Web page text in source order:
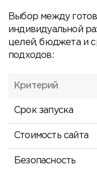
Выбор между
индивидуальной
целей, бюджета и
подходов:
Критерий
Срок запуска
Стоимость сайта
Безопасность